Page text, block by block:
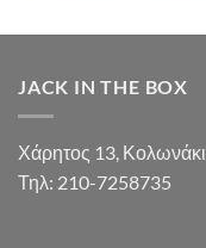
JACK IN THE BOX
Χάρητος 13, Κολωνάκι
Τηλ: 210-7258735